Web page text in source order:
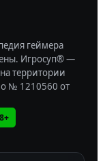
геймера
Игросуп® —
территории
№ 1210560 от